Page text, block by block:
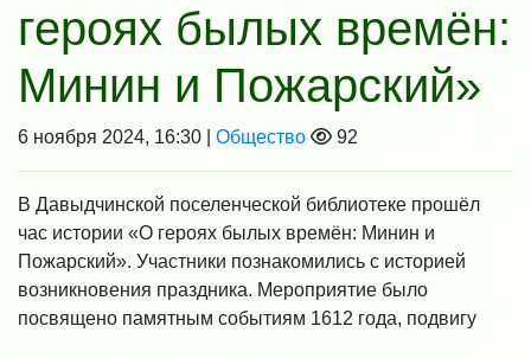
героях былых времён:
Минин и Пожарский»
6 ноября 2024, 16:30 | Общество 92
В Давыдчинской поселенческой библиотеке прошёл
час истории «О героях былых времён: Минин и
Пожарский». Участники познакомились с историей
возникновения праздника. Мероприятие было
посвящено памятным событиям 1612 года, подвигу